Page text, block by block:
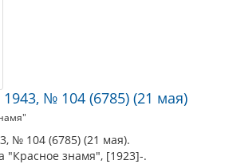
№ 104 (6785) (21 мая)
№ 104 (6785) (21 мая).
"Красное знамя", [1923]-.